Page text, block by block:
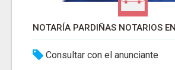
NOTARÍA PARDIÑAS NOTARIOS
Consultar con el anunciante